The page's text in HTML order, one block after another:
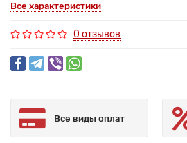
Все характеристики
0 отзывов
Все виды оплат